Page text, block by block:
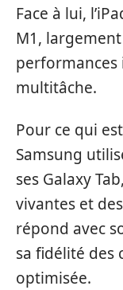
Face à lui,
M1,
performances
multitâche.
Pour ce qui
Samsung
ses Galaxy
vivantes et
répond avec
sa fidélité des
optimisée.